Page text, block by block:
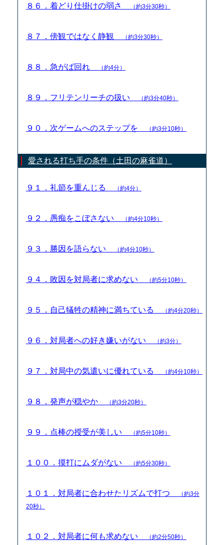
８６．着どり仕掛けの弱さ （約3分30秒）
８７．傍観ではなく静観 （約3分30秒）
８８．急がば回れ （約4分）
８９．フリテンリーチの扱い （約3分40秒）
９０．次ゲームへのステップを （約3分10秒）
愛される打ち手の条件（土田の麻雀道）
９１．礼節を重んじる （約4分）
９２．愚痴をこぼさない （約4分10秒）
９３．勝因を語らない （約4分10秒）
９４．敗因を対局者に求めない （約5分10秒）
９５．自己犠牲の精神に満ちている （約4分20秒）
９６．対局者への好き嫌いがない （約3分）
９７．対局中の気遣いに優れている （約4分10秒）
９８．発声が穏やか （約3分20秒）
９９．点棒の授受が美しい （約5分10秒）
１００．摸打にムダがない （約5分30秒）
１０１．対局者に合わせたリズムで打つ
（約3分
20秒）
１０２．対局者に何も求めない （約2分50秒）